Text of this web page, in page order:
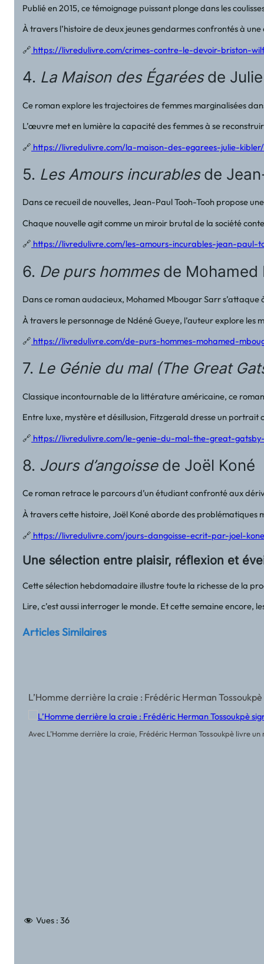
Publié en 2015, ce témoignage puissant plonge dans les
À travers l’histoire de deux jeunes gendarmes confrontés à
🔗 https://livredulivre.com/crimes-contre-le-devoir-briston-
4. La Maison des Égaréesde
Ce roman explore les trajectoires de femmes marginalisées
L’œuvre met en lumière la capacité des femmes à se
🔗 https://livredulivre.com/la-maison-des-egarees-julie-kibler/
5. Les Amours incurablesde
Dans ce recueil de nouvelles, Jean-Paul Tooh-Tooh propose
Chaque nouvelle agit comme un miroir brutal de la société
🔗 https://livredulivre.com/les-amours-incurables-jean-paul-
6. De purs hommesde Mohamed
Dans ce roman audacieux, Mohamed Mbougar Sarr s’attaque
À travers le personnage de Ndéné Gueye, l’auteur explore
🔗 https://livredulivre.com/de-purs-hommes-mohamed-
7. Le Génie du mal (The Great
Classique incontournable de la littérature américaine, ce
Entre luxe, mystère et désillusion, Fitzgerald dresse un
🔗 https://livredulivre.com/le-genie-du-mal-the-great-
8. Jours d’angoissede Joël Koné
Ce roman retrace le parcours d’un étudiant confronté aux
À travers cette histoire, Joël Koné aborde des problématiques
🔗 https://livredulivre.com/jours-dangoisse-ecrit-par-joel-
Une sélection entre plaisir, réflexion et
Cette sélection hebdomadaire illustre toute la richesse de la
Lire, c’est aussi interroger le monde. Et cette semaine encore,
Articles Similaires
L’Homme derrière la craie : Frédéric Herman
Avec L’Homme derrière la craie, Frédéric Herman Tossoukpè livre
Vues : 36